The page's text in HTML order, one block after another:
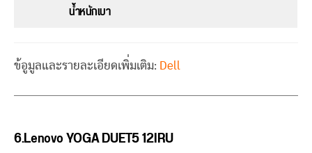
น้ำหนักเบา
ข้อูมูลและรายละเอียดเพิ่มเติม: Dell
6.Lenovo YOGA DUET5 12IRU